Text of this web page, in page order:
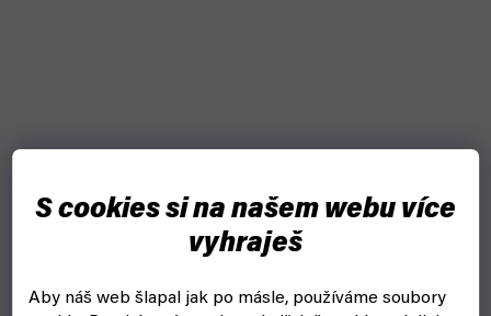
S cookies si na našem webu více
vyhraješ
Aby náš web šlapal jak po másle, používáme soubory